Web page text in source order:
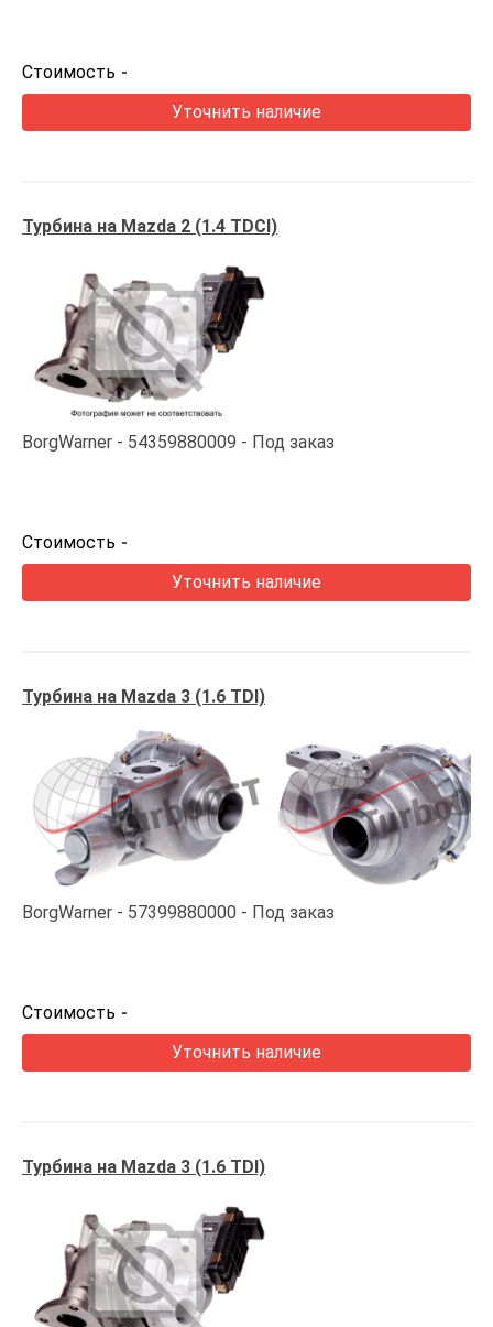
Стоимость -
Уточнить наличие
Турбина на Mazda 2 (1.4 TDCI)
BorgWarner 54359880009 Под заказ
Стоимость -
Уточнить наличие
Турбина на Mazda 3 (1.6 TDI)
BorgWarner 57399880000 Под заказ
Стоимость -
Уточнить наличие
Турбина на Mazda 3 (1.6 TDI)